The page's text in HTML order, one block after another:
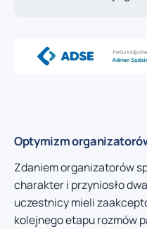
Optymizm
Zdaniem organizatorów
charakter i przyniosło
uczestnicy mieli
kolejnego etapu rozmów